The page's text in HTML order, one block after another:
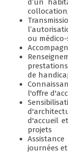
d’un
ou médico-
de
l'offre
d'accueil
projets
journées